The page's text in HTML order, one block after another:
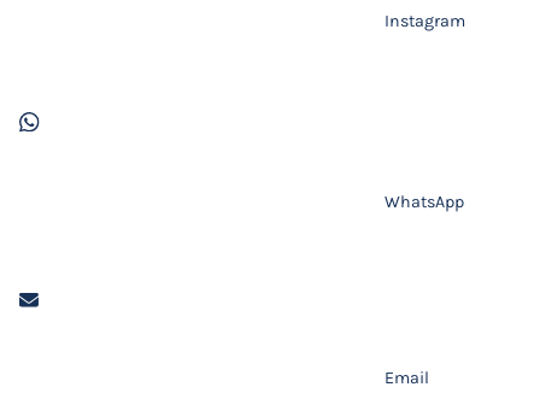
Instagram
WhatsApp
Email